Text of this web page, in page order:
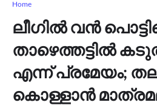
Home
ലീഗിൽ വൻ
താഴെത്തട്ടിൽ
എന്ന് പ്രമേയം;
കൊള്ളാൻ